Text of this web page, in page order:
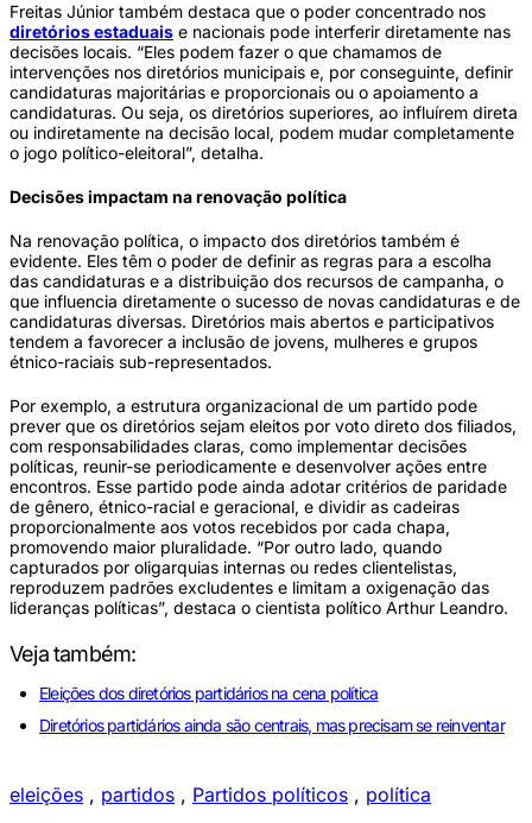
Freitas Júnior também destaca que o poder concentrado nos
diretórios estaduais e nacionais pode interferir diretamente nas
decisões locais. “Eles podem fazer o que chamamos de
intervenções nos diretórios municipais e, por conseguinte, definir
candidaturas majoritárias e proporcionais ou o apoiamento a
candidaturas. Ou seja, os diretórios superiores, ao influírem direta
ou indiretamente na decisão local, podem mudar completamente
o jogo político-eleitoral”, detalha.
Decisões impactam na renovação política
Na renovação política, o impacto dos diretórios também é
evidente. Eles têm o poder de definir as regras para a escolha
das candidaturas e a distribuição dos recursos de campanha, o
que influencia diretamente o sucesso de novas candidaturas e de
candidaturas diversas. Diretórios mais abertos e participativos
tendem a favorecer a inclusão de jovens, mulheres e grupos
étnico-raciais sub-representados.
Por exemplo, a estrutura organizacional de um partido pode
prever que os diretórios sejam eleitos por voto direto dos filiados,
com responsabilidades claras, como implementar decisões
políticas, reunir-se periodicamente e desenvolver ações entre
encontros. Esse partido pode ainda adotar critérios de paridade
de gênero, étnico-racial e geracional, e dividir as cadeiras
proporcionalmente aos votos recebidos por cada chapa,
promovendo maior pluralidade. “Por outro lado, quando
capturados por oligarquias internas ou redes clientelistas,
reproduzem padrões excludentes e limitam a oxigenação das
lideranças políticas”, destaca o cientista político Arthur Leandro.
Veja também:
Eleições dos diretórios partidários na cena política
Diretórios partidários ainda são centrais, mas precisam se reinventar
eleições , partidos , Partidos políticos , política